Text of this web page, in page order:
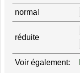
normal
réduite
Voir également: